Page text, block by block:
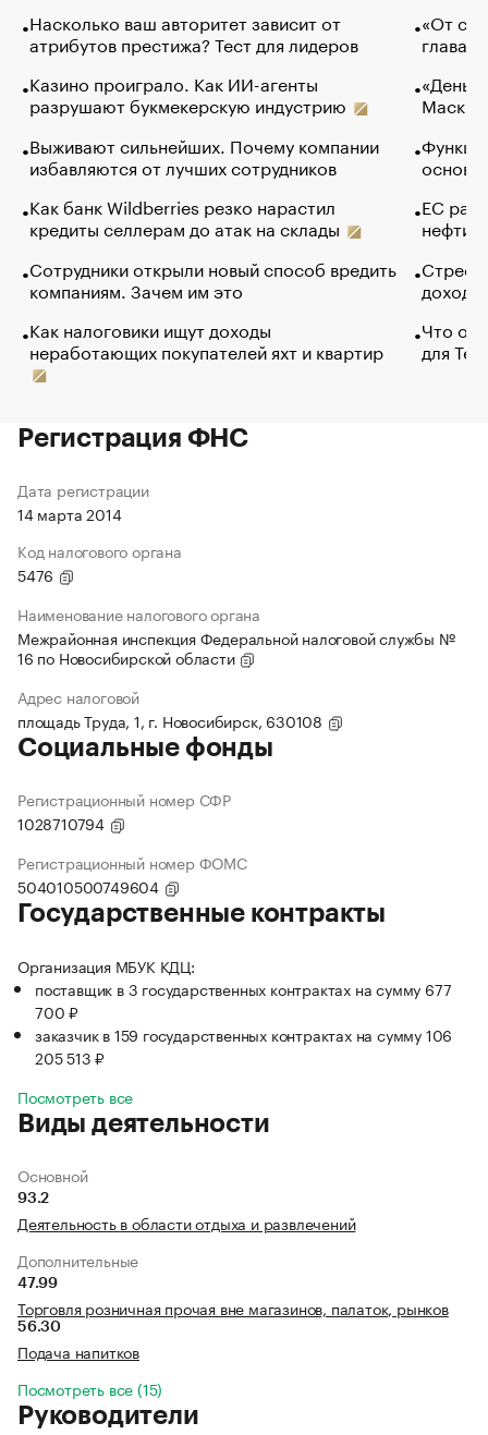
Насколько ваш авторитет зависит от
атрибутов престижа? Тест для лидеров
Казино проиграло. Как ИИ-агенты
разрушают букмекерскую индустрию
Выживают сильнейших. Почему компании
избавляются от лучших сотрудников
Как банк Wildberries резко нарастил
кредиты селлерам до атак на склады
Сотрудники открыли новый способ вредить
компаниям. Зачем им это
Как налоговики ищут доходы
неработающих покупателей яхт и квартир
«От
глава
Маск в
основ
ЕС
нефти
Что
для
Регистрация ФНС
Дата регистрации
14 марта 2014
Код налогового органа
5476
Наименование налогового органа
Межрайонная инспекция Федеральной налоговой службы №
16 по Новосибирской области
Адрес налоговой
площадь Труда, 1, г. Новосибирск, 630108
Социальные фонды
Регистрационный номер СФР
1028710794
Регистрационный номер ФОМС
504010500749604
Государственные контракты
Организация МБУК КДЦ:
поставщик в 3 государственных контрактах на сумму 677
700 ₽
заказчик в 159 государственных контрактах на сумму 106
205 513 ₽
Посмотреть все
Виды деятельности
Основной
93.2
Деятельность в области отдыха и развлечений
Дополнительные
47.99
Торговля розничная прочая вне магазинов, палаток, рынков
56.30
Подача напитков
Посмотреть все (15)
Руководители